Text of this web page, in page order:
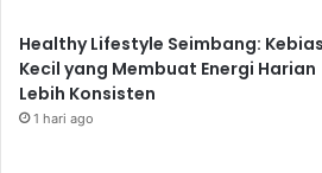
tetap konsisten dan bersabar
strategi-strategi tersebut.
Healthy Lifestyle Seimbang:
Kecil yang Membuat Energi Harian
Lebih Konsisten
1 hari ago